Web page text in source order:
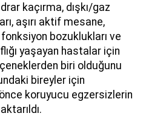
kaçırma, dışkı/gaz
aşırı aktif mesane,
bozuklukları ve
yaşayan hastalar için
biri olduğunu
bireyler için
koruyucu egzersizlerin